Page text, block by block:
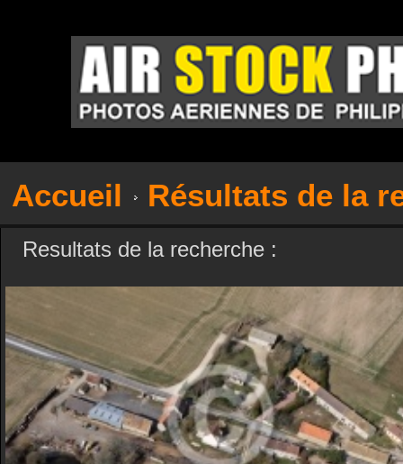
Accueil Résultats de la
Resultats de la recherche :